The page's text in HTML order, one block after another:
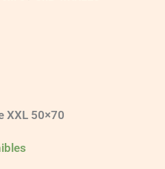
XXL 50×70